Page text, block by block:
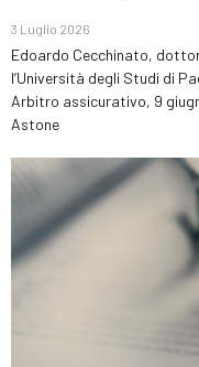
3 Luglio 2026
Edoardo Cecchinato,
l’Università degli Studi di
Arbitro assicurativo, 9
Astone